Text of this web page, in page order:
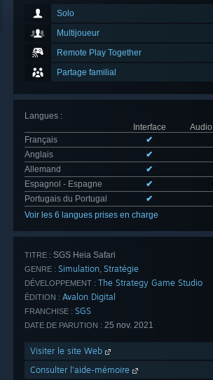
Solo
Multijoueur
Remote Play Together
Partage familial
Langues :
Interface
Audio
Français
✔
Anglais
✔
Allemand
✔
Espagnol - Espagne
✔
Portugais du Portugal
✔
Voir les 6 langues prises en charge
TITRE : SGS Heia Safari
GENRE : Simulation, Stratégie
DÉVELOPPEMENT : The Strategy Game Studio
ÉDITION : Avalon Digital
FRANCHISE : SGS
DATE DE PARUTION : 25 nov. 2021
Visiter le site Web
Consulter l'aide-mémoire